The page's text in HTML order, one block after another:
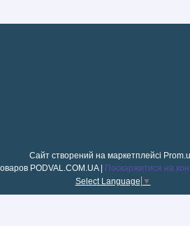
Сайт створений на маркетплейсі
Магазин проверенных товаров PODVAL.СOM.UA | Поскаржитися на
Select Language ▼